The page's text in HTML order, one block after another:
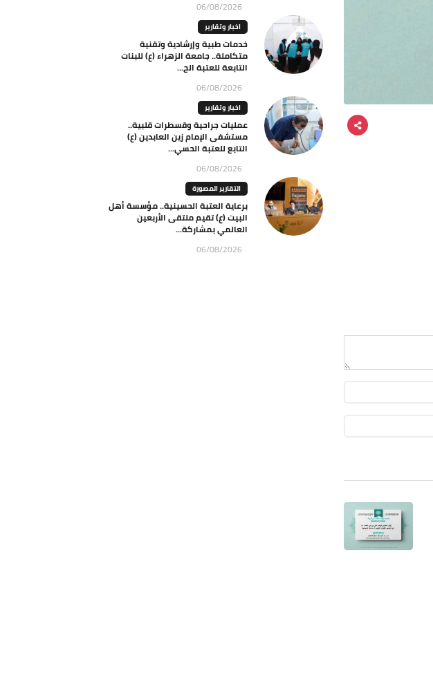
06/08/2026
اخبار وتقارير
خدمات طبية وإرشادية وتقنية
متكاملة.. جامعة الزهراء (ع) للبنات
التابعة للعتبة الح...
06/08/2026
اخبار وتقارير
عمليات جراحية وقسطرات قلبية..
مستشفى الإمام زين العابدين (ع)
التابع للعتبة الحسي...
06/08/2026
التقارير المصورة
برعاية العتبة الحسينية.. مؤسسة أهل
البيت (ع) تقيم ملتقى الأربعين
العالمي بمشاركة...
06/08/2026